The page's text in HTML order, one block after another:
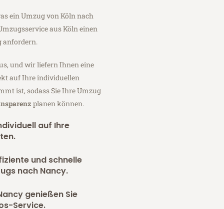
ein Umzug von Köln nach
aus Köln einen
anfordern.
und wir liefern Ihnen eine
auf Ihre individuellen
ist, sodass Sie Ihre Umzug
planen können.
auf Ihre
und schnelle
nach Nancy.
genießen Sie
Service.